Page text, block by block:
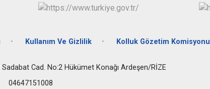
Kullanım Ve Gizlilik Kolluk Gözetim Komisyonu
Cad. No:2 Hükümet Konağı Ardeşen/RİZE
04647151008